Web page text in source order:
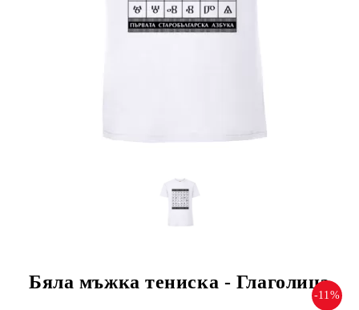
Бяла мъжка тениска - Глаголица
-11%